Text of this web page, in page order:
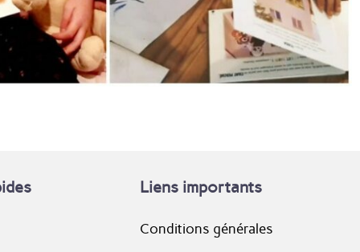
Liens importants
Conditions générales